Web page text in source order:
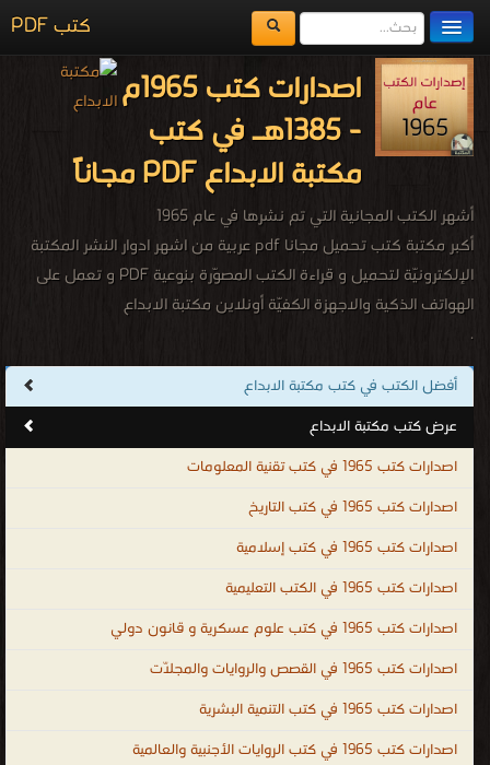
كتب PDF
مكتبة الكتب
المكتبات
يُقرأ حالياً
اضف كتاب
اصدارات كتب 1965م
- 1385هـ في كتب
مكتبة الابداع PDF مجاناً
أشهر الكتب المجانية التي تم نشرها في عام 1965
أكبر مكتبة كتب تحميل مجانا pdf عربية من اشهر ادوار النشر المكتبة
الإلكترونيّة لتحميل و قراءة الكتب المصوّرة بنوعية PDF و تعمل على
الهواتف الذكية والاجهزة الكفيّة أونلاين مكتبة الابداع
.
أفضل الكتب في كتب مكتبة الابداع
عرض كتب مكتبة الابداع
اصدارات كتب 1965 في كتب تقنية المعلومات
اصدارات كتب 1965 في كتب التاريخ
اصدارات كتب 1965 في كتب إسلامية
اصدارات كتب 1965 في الكتب التعليمية
اصدارات كتب 1965 في كتب علوم عسكرية و قانون دولي
اصدارات كتب 1965 في القصص والروايات والمجلّات
اصدارات كتب 1965 في كتب التنمية البشرية
اصدارات كتب 1965 في كتب الروايات الأجنبية والعالمية